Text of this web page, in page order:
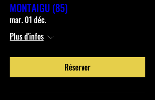
MONTAIGU (85)
mar. 01 déc.
Plus d'infos
Réserver